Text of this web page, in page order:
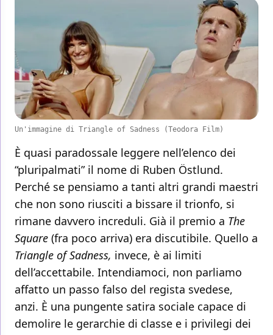
Un'immagine di Triangle of Sadness (Teodora Film)
È quasi paradossale leggere nell’elenco dei
“pluripalmati” il nome di Ruben Östlund.
Perché se pensiamo a tanti altri grandi maestri
che non sono riusciti a bissare il trionfo, si
rimane davvero increduli. Già il premio a The
Square (fra poco arriva) era discutibile. Quello a
Triangle of Sadness, invece, è ai limiti
dell’accettabile. Intendiamoci, non parliamo
affatto un passo falso del regista svedese,
anzi. È una pungente satira sociale capace di
demolire le gerarchie di classe e i privilegi dei